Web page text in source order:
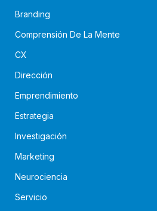
Branding
Comprensión De La Mente
CX
Dirección
Emprendimiento
Estrategia
Investigación
Marketing
Neurociencia
Servicio